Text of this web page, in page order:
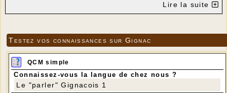
Lire la suite
Testez vos connaissances sur Gignac
QCM simple
Connaissez-vous la langue de chez nous ?
Le "parler" Gignacois 1